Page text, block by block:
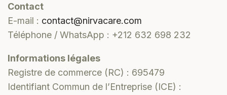
Contact
E-mail : contact@nirvacare.com
Téléphone / WhatsApp : +212 632 698 232
Informations légales
Registre de commerce (RC) : 695479
Identifiant Commun de l’Entreprise (ICE) :